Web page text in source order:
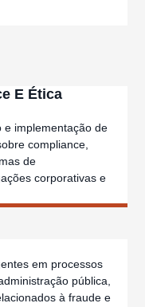
em processos
pública,
à fraude e
E Ética
e implementação de
compliance,
de
corporativas e